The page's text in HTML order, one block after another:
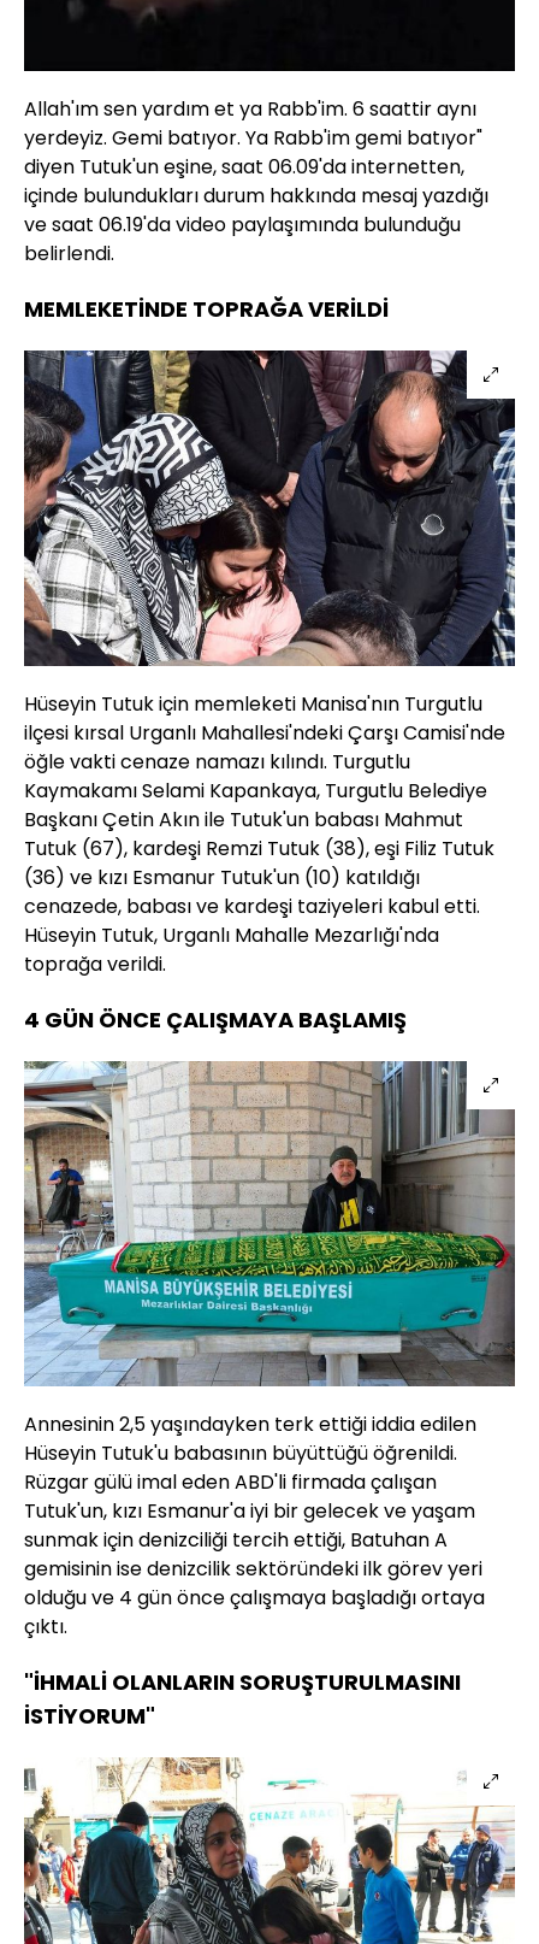
Allah'ım sen yardım et ya Rabb'im. 6 saattir aynı
yerdeyiz. Gemi batıyor. Ya Rabb'im gemi batıyor"
diyen Tutuk'un eşine, saat 06.09'da internetten,
içinde bulundukları durum hakkında mesaj yazdığı
ve saat 06.19'da video paylaşımında bulunduğu
belirlendi.
MEMLEKETİNDE TOPRAĞA VERİLDİ
Hüseyin Tutuk için memleketi Manisa'nın Turgutlu
ilçesi kırsal Urganlı Mahallesi'ndeki Çarşı Camisi'nde
öğle vakti cenaze namazı kılındı. Turgutlu
Kaymakamı Selami Kapankaya, Turgutlu Belediye
Başkanı Çetin Akın ile Tutuk'un babası Mahmut
Tutuk (67), kardeşi Remzi Tutuk (38), eşi Filiz Tutuk
(36) ve kızı Esmanur Tutuk'un (10) katıldığı
cenazede, babası ve kardeşi taziyeleri kabul etti.
Hüseyin Tutuk, Urganlı Mahalle Mezarlığı'nda
toprağa verildi.
4 GÜN ÖNCE ÇALIŞMAYA BAŞLAMIŞ
Annesinin 2,5 yaşındayken terk ettiği iddia edilen
Hüseyin Tutuk'u babasının büyüttüğü öğrenildi.
Rüzgar gülü imal eden ABD'li firmada çalışan
Tutuk'un, kızı Esmanur'a iyi bir gelecek ve yaşam
sunmak için denizciliği tercih ettiği, Batuhan A
gemisinin ise denizcilik sektöründeki ilk görev yeri
olduğu ve 4 gün önce çalışmaya başladığı ortaya
çıktı.
"İHMALİ OLANLARIN SORUŞTURULMASINI
İSTİYORUM"